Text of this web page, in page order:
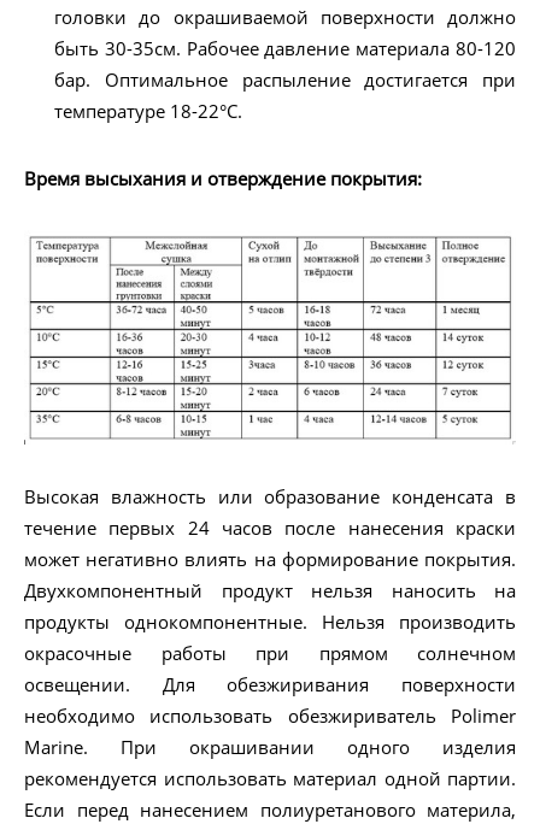
головки до окрашиваемой поверхности должно
быть 30-35см. Рабочее давление материала 80-120
бар. Оптимальное распыление достигается при
температуре 18-22°С.
Время высыхания и отверждение покрытия:
Высокая влажность или образование конденсата в
течение первых 24 часов после нанесения краски
может негативно влиять на формирование покрытия.
Двухкомпонентный продукт нельзя наносить на
продукты однокомпонентные. Нельзя производить
окрасочные работы при прямом солнечном
освещении. Для обезжиривания поверхности
необходимо использовать обезжириватель Polimer
Marine. При окрашивании одного изделия
рекомендуется использовать материал одной партии.
Если перед нанесением полиуретанового материла,